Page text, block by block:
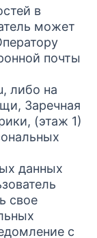
в
может
почты
либо на
Заречная
(этаж 1)
данных
свое
с